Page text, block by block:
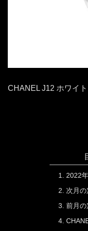
CHANEL J12 ホワイ
2022
次月の
前月の